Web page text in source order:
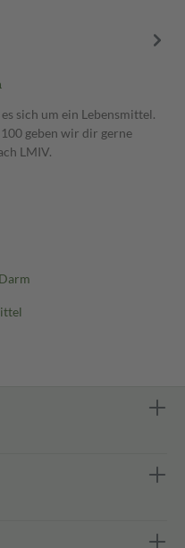
sich um ein Lebensmittel.
geben wir dir gerne
LMIV.